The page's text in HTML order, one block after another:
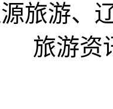
旅游、
旅游资